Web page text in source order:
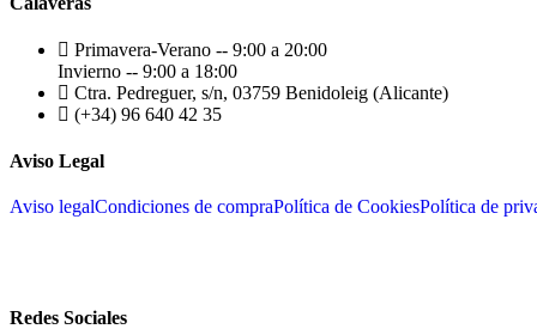
Primavera-Verano -- 9:00 a 20:00
Invierno -- 9:00 a 18:00
Ctra. Pedreguer, s/n, 03759 Benidoleig (Alicante)
(+34) 96 640 42 35
Aviso Legal
Aviso legalCondiciones de compraPolítica de CookiesPolítica de
Redes Sociales